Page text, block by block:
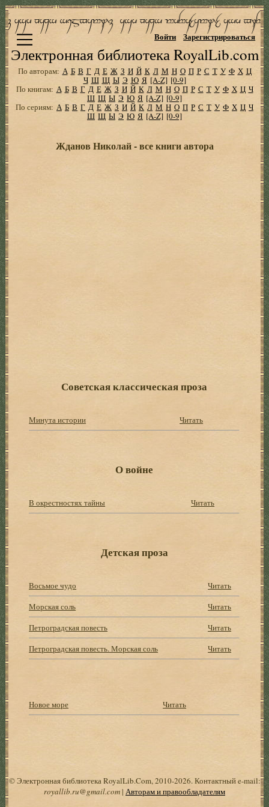
Электронная библиотека RoyalLib.com
Войти Зарегистрироваться
По авторам: А Б В Г Д Е Ж З И Й К Л М Н О П Р С Т У Ф Х Ц
Ч Ш Щ Ы Э Ю Я [A-Z] [0-9]
По книгам: А Б В Г Д Е Ж З И Й К Л М Н О П Р С Т У Ф Х Ц Ч
Ш Щ Ы Э Ю Я [A-Z] [0-9]
По сериям: А Б В Г Д Е Ж З И Й К Л М Н О П Р С Т У Ф Х Ц Ч
Ш Щ Ы Э Ю Я [A-Z] [0-9]
Жданов Николай - все книги автора
Советская классическая проза
Минута истории Читать
О войне
В окрестностях тайны Читать
Детская проза
Восьмое чудо
Читать
Морская соль
Читать
Петроградская повесть
Читать
Петроградская повесть. Морская соль
Читать
Новое море Читать
© Электронная библиотека RoyalLib.Com, 2010-2026. Контактный e-mail:
royallib.ru@gmail.com| Авторам и правообладателям